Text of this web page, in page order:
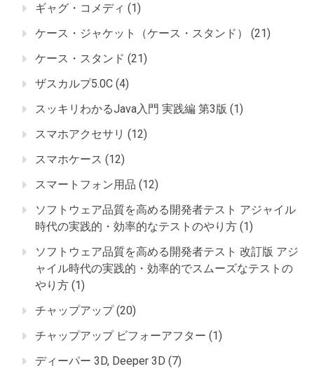
ギャグ・コメディ (1)
ケース・ジャケット（ケース・スタンド）
(21)
ケース・スタンド (21)
ザスカルプ5.0C (4)
スッキリわかるJava入門 実践編 第3版 (1)
スマホアクセサリ (12)
スマホケース (12)
スマートフォン用品 (12)
ソフトウェア品質を高める開発者テスト アジャイル
時代の実践的・効率的なテストのやり方 (1)
ソフトウェア品質を高める開発者テスト 改訂版 アジ
ャイル時代の実践的・効率的でスムーズなテストの
やり方 (1)
チャップアップ(20)
チャップアップ ビフォーアフター (1)
ディーパー 3D, Deeper 3D (7)